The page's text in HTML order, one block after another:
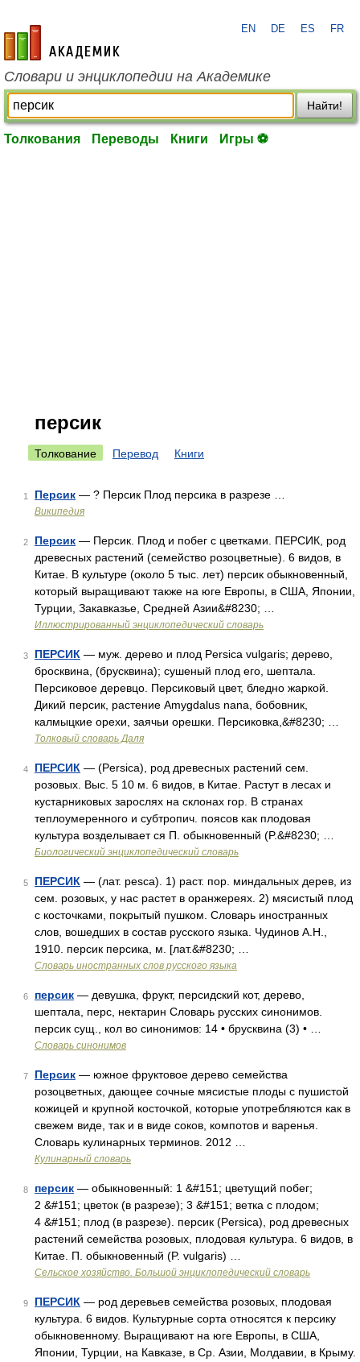
academic.ru
EN DE ES FR
Словари и энциклопедии на Академике
Найти!
Толкования Переводы Книги Игры ⚽
персик
Толкование Перевод Книги
1 Персик — ? Персик Плод персика в разрезе …
Википедия
2 Персик — Персик. Плод и побег с цветками. ПЕРСИК, род
древесных растений (семейство розоцветные). 6 видов, в
Китае. В культуре (около 5 тыс. лет) персик обыкновенный,
который выращивают также на юге Европы, в США, Японии,
Турции, Закавказье, Средней Азии&#8230; …
Иллюстрированный энциклопедический словарь
3 ПЕРСИК — муж. дерево и плод Persica vulgaris; дерево,
бросквина, (брусквина); сушеный плод его, шептала.
Персиковое деревцо. Персиковый цвет, бледно жаркой.
Дикий персик, растение Amygdalus nana, бобовник,
калмыцкие орехи, заячьи орешки. Персиковка,&#8230; …
Толковый словарь Даля
4 ПЕРСИК — (Persica), род древесных растений сем.
розовых. Выс. 5 10 м. 6 видов, в Китае. Растут в лесах и
кустарниковых зарослях на склонах гор. В странах
теплоумеренного и субтропич. поясов как плодовая
культура возделывает ся П. обыкновенный (P.&#8230; …
Биологический энциклопедический словарь
5 ПЕРСИК — (лат. pesca). 1) раст. пор. миндальных дерев, из
сем. розовых, у нас растет в оранжереях. 2) мясистый плод
с косточками, покрытый пушком. Словарь иностранных
слов, вошедших в состав русского языка. Чудинов А.Н.,
1910. персик персика, м. [лат.&#8230; …
Словарь иностранных слов русского языка
6 персик — девушка, фрукт, персидский кот, дерево,
шептала, перс, нектарин Словарь русских синонимов.
персик сущ., кол во синонимов: 14 • брусквина (3) • …
Словарь синонимов
7 Персик — южное фруктовое дерево семейства
розоцветных, дающее сочные мясистые плоды с пушистой
кожицей и крупной косточкой, которые употребляются как в
свежем виде, так и в виде соков, компотов и варенья.
Словарь кулинарных терминов. 2012 …
Кулинарный словарь
8 персик — обыкновенный: 1 &#151; цветущий побег;
2 &#151; цветок (в разрезе); 3 &#151; ветка с плодом;
4 &#151; плод (в разрезе). персик (Persica), род древесных
растений семейства розовых, плодовая культура. 6 видов, в
Китае. П. обыкновенный (P. vulgaris) …
Сельское хозяйство. Большой энциклопедический словарь
9 ПЕРСИК — род деревьев семейства розовых, плодовая
культура. 6 видов. Культурные сорта относятся к персику
обыкновенному. Выращивают на юге Европы, в США,
Японии, Турции, на Кавказе, в Ср. Азии, Молдавии, в Крыму.